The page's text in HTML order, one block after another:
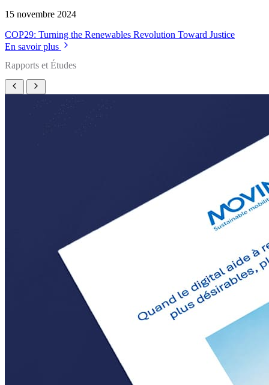
15 novembre 2024
COP29: Turning the Renewables Revolution Toward Justice
En savoir plus
Rapports et Études